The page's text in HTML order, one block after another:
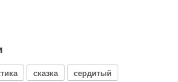
сказка
сердитый